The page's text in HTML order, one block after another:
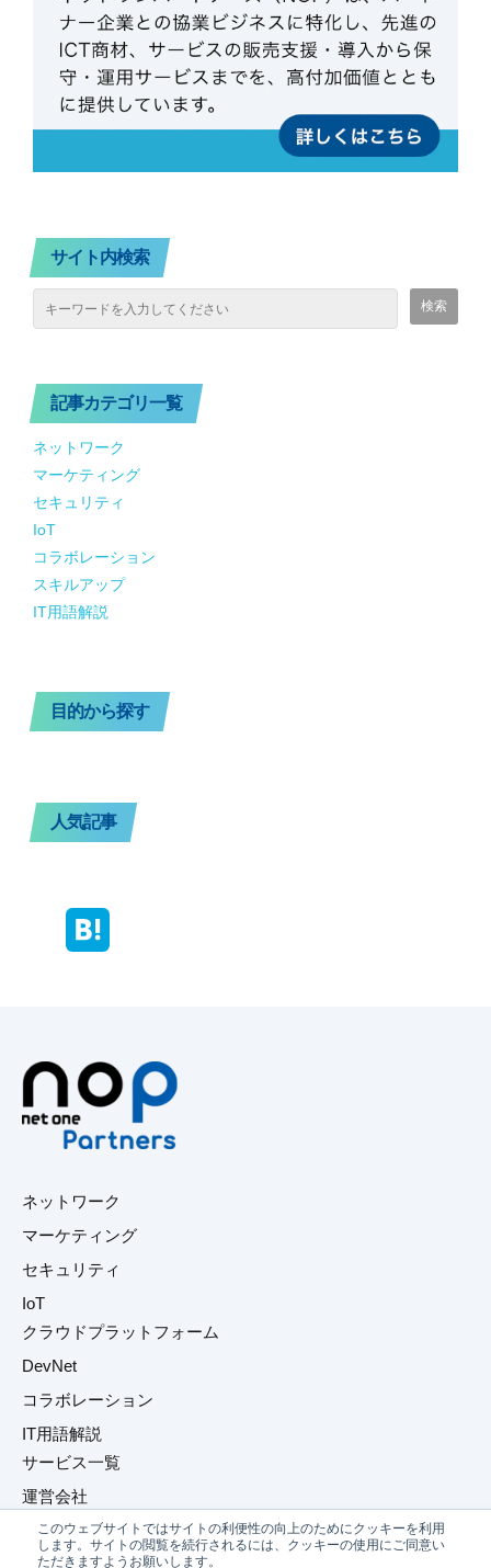
このウェブサイトではサイトの利便性の向上のためにクッキーを利用
します。サイトの閲覧を続行されるには、クッキーの使用にご同意い
ただきますようお願いします。
サイト内検索
記事カテゴリ一覧
ネットワーク
マーケティング
セキュリティ
IoT
コラボレーション
スキルアップ
IT用語解説
目的から探す
人気記事
ネットワーク
マーケティング
セキュリティ
IoT
クラウドプラットフォーム
DevNet
コラボレーション
IT用語解説
サービス一覧
運営会社
プライバシーポリシー
お問い合わせ